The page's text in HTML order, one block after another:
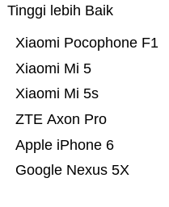
Tinggi lebih Baik
Google Nexus 5X
Apple iPhone 6
ZTE Axon Pro
Xiaomi Mi 5s
Xiaomi Mi 5
Xiaomi Pocophone F1